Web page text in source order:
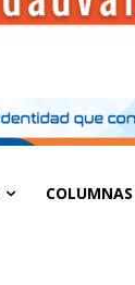
COLUMNAS